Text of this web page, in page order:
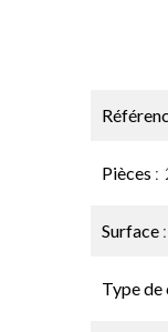
Pièces
Surface
Type